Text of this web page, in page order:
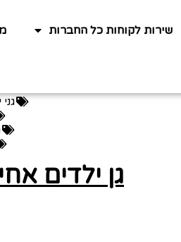
שירות לקוחות כל החברות
גן ילדים